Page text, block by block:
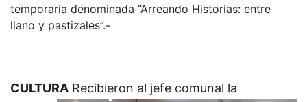
temporaria denominada “Arreando Historias: entre
llano y pastizales”.-
CULTURA Recibieron al jefe comunal la